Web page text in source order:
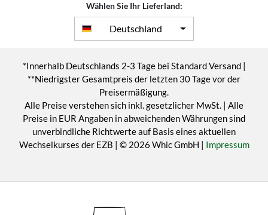
Wählen Sie Ihr Lieferland:
Deutschland
*Innerhalb Deutschlands 2-3 Tage bei Standard Versand |
**Niedrigster Gesamtpreis der letzten 30 Tage vor der
Preisermäßigung.
Alle Preise verstehen sich inkl. gesetzlicher MwSt. | Alle
Preise in EUR Angaben in abweichenden Währungen sind
unverbindliche Richtwerte auf Basis eines aktuellen
Wechselkurses der EZB | © 2026 Whic GmbH | Impressum